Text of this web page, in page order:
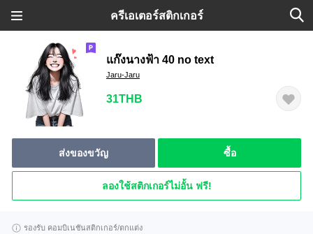
ครีเอเตอร์สติกเกอร์
แก๊งนางฟ้า 40 no text
Jaru-Jaru
31THB
ส่งของขวัญ ซื้อ
ลองใช้สติกเกอร์ไม่อั้น ฟรี!
รองรับ คอมบิเนชันสติกเกอร์/ตกแต่ง